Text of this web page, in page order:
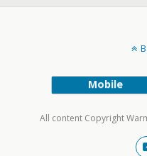
Mobile
All content Copyright